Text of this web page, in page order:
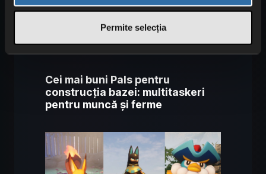
Permite selecția
pentrupauzede la muncă, astfel încât să
reface
. Pals-ii te ajută cu
plăcere, dar trebuie să ai grijă de ei.
Cei mai buni Pals pentru
construcția bazei: multitaskeri
pentru muncă și ferme